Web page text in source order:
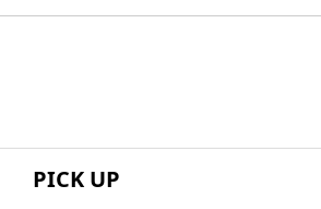
PICK UP